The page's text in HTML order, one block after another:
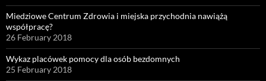
Miedziowe Centrum Zdrowia i miejska przychodnia nawiążą
współpracę?
26 February 2018
Wykaz placówek pomocy dla osób bezdomnych
25 February 2018